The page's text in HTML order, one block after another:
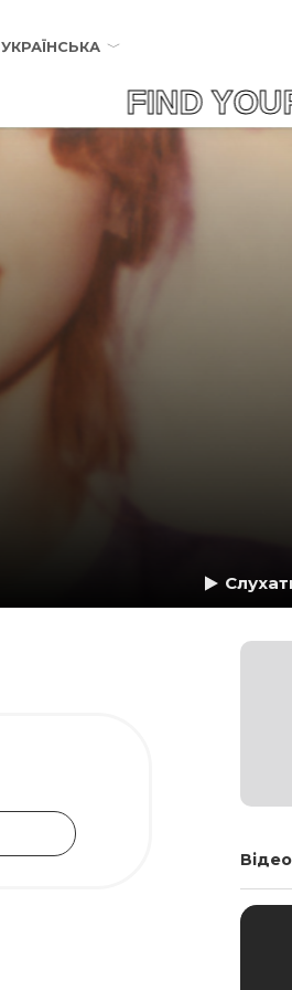
УКРАЇНСЬКА
FIND
Відео